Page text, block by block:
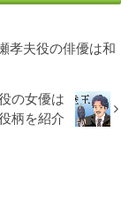
孝夫役の俳優は和
の女優は
柄を紹介